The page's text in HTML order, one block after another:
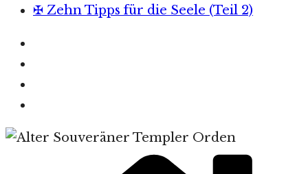
✠ Zehn Tipps für die Seele (Teil 2)